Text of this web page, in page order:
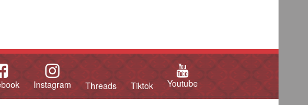
Instagram Threads Tiktok Youtube